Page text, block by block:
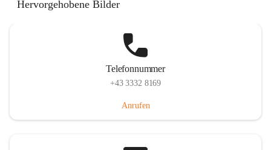
Hervorgehobene Bilder
Telefonnummer
+43 3332 8169
Anrufen